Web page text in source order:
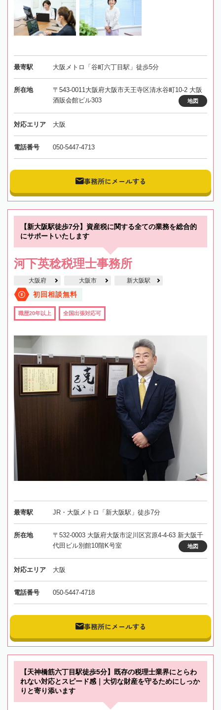
最寄駅 大阪メトロ「谷町六丁目駅」徒歩5分
所在地
〒543-0011大阪府大阪市天王寺区清水谷町10-2 大阪
酒販会館ビル303
地図
対応エリア 大阪
電話番号 050-5447-4713
事務所にメールする
【新大阪駅徒歩7分】資産税に関する全ての業務を総合的
にサポートいたします
河下英稔税理士事務所
大阪府 大阪市 新大阪駅
初回相談無料
職歴20年以上 全国出張対応可
最寄駅 JR・大阪メトロ「新大阪駅」徒歩7分
所在地
〒532-0003 大阪府大阪市淀川区宮原4-4-63 新大阪千
代田ビル別館10階K号室
地図
対応エリア 大阪
電話番号 050-5447-4718
事務所にメールする
【天神橋筋六丁目駅徒歩5分】既存の税理士業界にとらわ
れない対応とスピード感｜大切な財産を守るためにしっか
りと寄り添います